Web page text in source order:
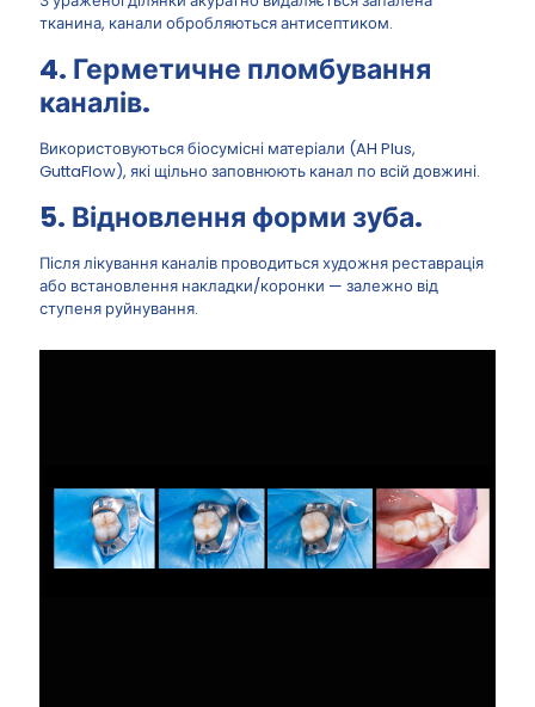
тканина, канали обробляються антисептиком.
4. Герметичне пломбування
каналів.
Використовуються біосумісні матеріали (AH Plus,
GuttaFlow), які щільно заповнюють канал по всій довжині.
5. Відновлення форми зуба.
Після лікування каналів проводиться художня реставрація
або встановлення накладки/коронки — залежно від
ступеня руйнування.